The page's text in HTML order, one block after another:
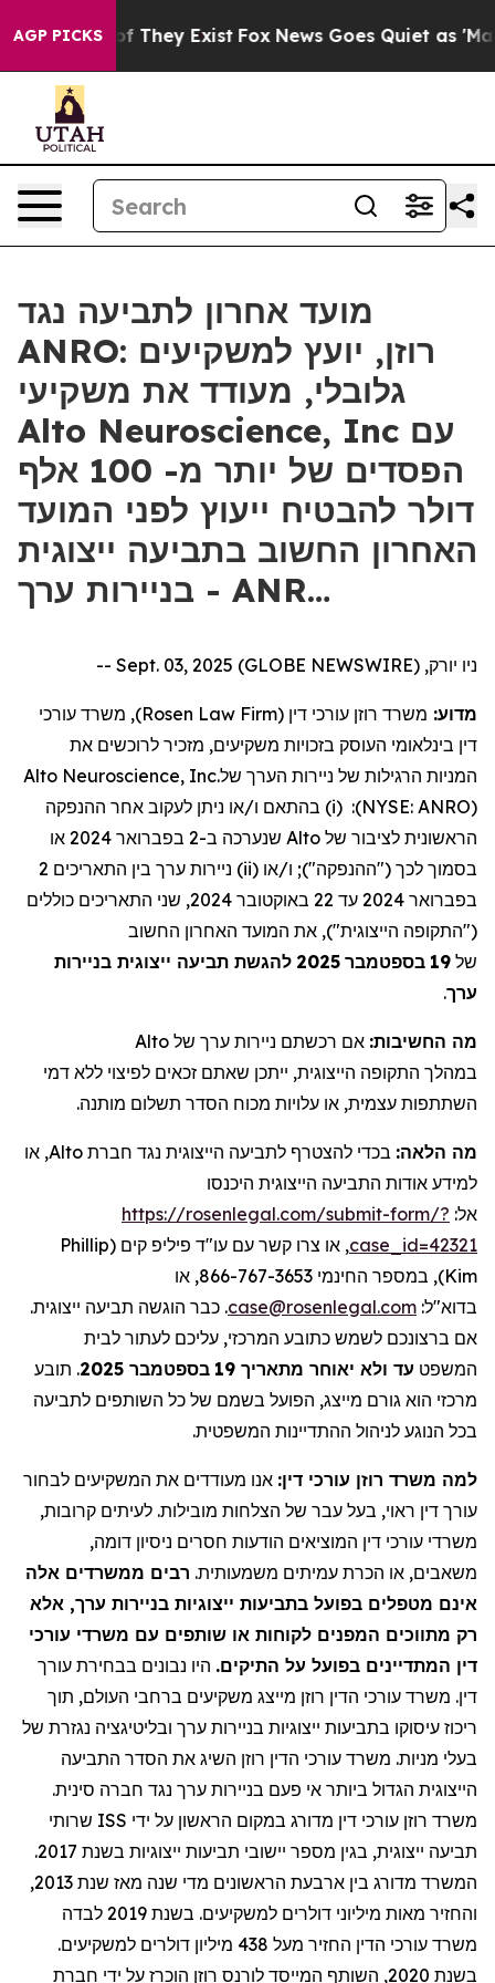
AGP PICKS
no Proof They Exist Fox News Goes Quiet as 'Maga
מועד אחרון לתביעה נגד
ANRO: רוזן, יועץ למשקיעים
גלובלי, מעודד את משקיעי
Alto Neuroscience, Inc עם
הפסדים של יותר מ- 100 אלף
דולר להבטיח ייעוץ לפני המועד
האחרון החשוב בתביעה ייצוגית
בניירות ערך - ANR…
ניו יורק, Sept. 03, 2025 (GLOBE NEWSWIRE) --
מדוע: משרד רוזן עורכי דין (Rosen Law Firm), משרד עורכי
דין בינלאומי העוסק בזכויות משקיעים, מזכיר לרוכשים את
המניות הרגילות של ניירות הערך שלAlto Neuroscience, Inc.
(
NYSE: ANRO
)
:
(i) בהתאם ו/או ניתן לעקוב אחר ההנפקה
הראשונית לציבור של Alto שנערכה ב-2 בפברואר
או
בסמוך לכך ("ההנפקה"); ו/או (ii) ניירות ערך בין התאריכים
בפברואר
עד 22 באוקטובר
שני התאריכים כוללים
("התקופה הייצוגית"), את המועד האחרון החשוב
של 19 בספטמבר 2025 להגשת תביעה ייצוגית בניירות
ערך.
מה החשיבות: אם רכשתם ניירות ערך של Alto
במהלך התקופה הייצוגית, ייתכן שאתם זכאים לפיצוי ללא דמי
השתתפות עצמית, או עלויות מכוח הסדר תשלום מותנה.
מה הלאה: בכדי להצטרף לתביעה הייצוגית נגד חברת Alto, או
למידע אודות התביעה הייצוגית היכנסו
אל: https://rosenlegal.com/submit-form/?
case_id=42321, או צרו קשר עם עו"ד פיליפ קים (Phillip
Kim
), במספר החינמי 866-767-3653, או
בדוא"ל: case@rosenlegal.com. כבר הוגשה תביעה ייצוגית.
אם ברצונכם לשמש כתובע המרכזי, עליכם לעתור לבית
המשפט עד ולא יאוחר מתאריך 19 בספטמבר . תובע
מרכזי הוא גורם מייצג, הפועל בשמם של כל השותפים לתביעה
בכל הנוגע לניהול ההתדיינות המשפטית.
למה משרד רוזן עורכי דין: אנו מעודדים את המשקיעים לבחור
עורך דין ראוי, בעל עבר של הצלחות מובילות. לעיתים קרובות,
משרדי עורכי דין המוציאים הודעות חסרים ניסיון דומה,
משאבים, או הכרת עמיתים משמעותית. רבים ממשרדים אלה
אינם מטפלים בפועל בתביעות ייצוגיות בניירות ערך, אלא
רק מתווכים המפנים לקוחות או שותפים עם משרדי עורכי
דין המתדיינים בפועל על התיקים. היו נבונים בבחירת עורך
דין. משרד עורכי הדין רוזן מייצג משקיעים ברחבי העולם, תוך
ריכוז עיסוקו בתביעות ייצוגיות בניירות ערך ובליטיגציה נגזרת של
בעלי מניות. משרד עורכי הדין רוזן השיג את הסדר התביעה
הייצוגית הגדול ביותר אי פעם בניירות ערך נגד חברה סינית.
משרד רוזן עורכי דין מדורג במקום הראשון על ידי ISS שרותי
תביעה ייצוגית, בגין מספר יישובי תביעות ייצוגיות בשנת 2017.
המשרד מדורג בין ארבעת הראשונים מדי שנה מאז שנת 2013,
והחזיר מאות מיליוני דולרים למשקיעים. בשנת 2019 לבדה
משרד עורכי הדין החזיר מעל
438 מיליון דולרים למשקיעים.
בשנת 2020, השותף המייסד לורנס רוזן הוכרז על ידי חברת